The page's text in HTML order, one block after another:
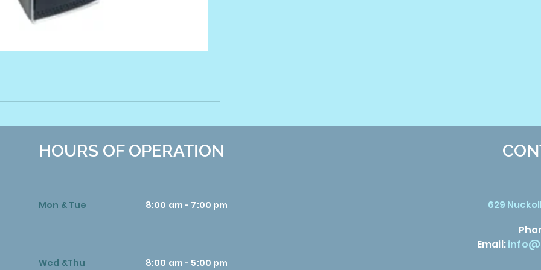
HOURS OF OPERATION
Mon & Tue 8:00 am - 7:00 pm
Wed &Thu 8:00 am - 5:00 pm
629
Email: